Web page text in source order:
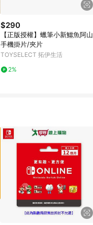
$290
【正版授權】蠟筆小新鱷魚阿山
手機掛片/夾片
TOYSELECT 拓伊生活
2%